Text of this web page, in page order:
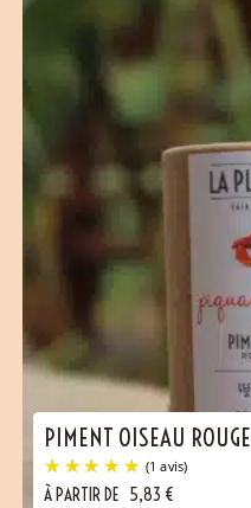
(19 avis)
PIMENT OISEAU ROUGE
À PARTIR DE 5,83 €